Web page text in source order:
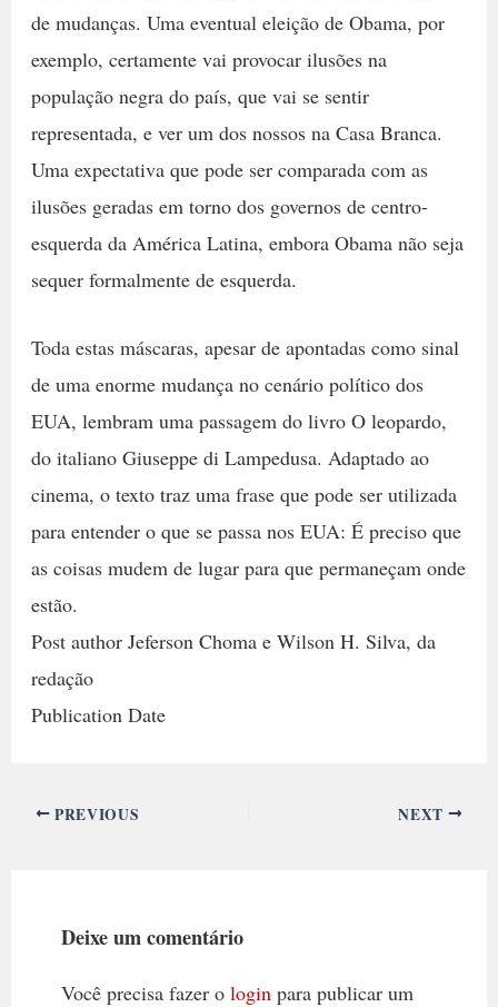
de mudanças. Uma eventual eleição de Obama, por
exemplo, certamente vai provocar ilusões na
população negra do país, que vai se sentir
representada, e ver um dos nossos na Casa Branca.
Uma expectativa que pode ser comparada com as
ilusões geradas em torno dos governos de centro-
esquerda da América Latina, embora Obama não seja
sequer formalmente de esquerda.
Toda estas máscaras, apesar de apontadas como sinal
de uma enorme mudança no cenário político dos
EUA, lembram uma passagem do livro O leopardo,
do italiano Giuseppe di Lampedusa. Adaptado ao
cinema, o texto traz uma frase que pode ser utilizada
para entender o que se passa nos EUA: É preciso que
as coisas mudem de lugar para que permaneçam onde
estão.
Post author Jeferson Choma e Wilson H. Silva, da
redação
Publication Date
PREVIOUS NEXT
Deixe um comentário
Você precisa fazer o login para publicar um